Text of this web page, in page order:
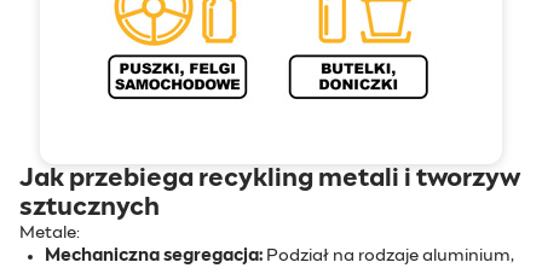
Jak przebiega recykling metali i tworzyw
sztucznych
Metale:
Mechaniczna segregacja: Podział na rodzaje aluminium,